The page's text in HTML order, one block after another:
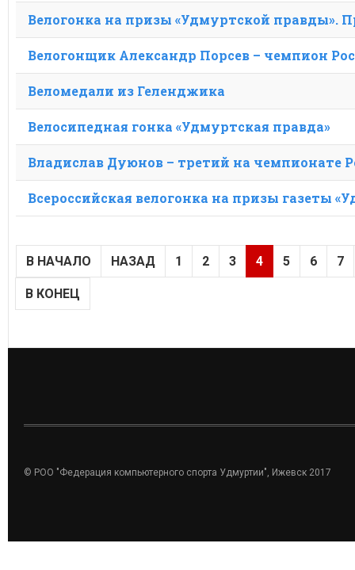
Велогонка на призы «Удмуртской правды».
Велогонщик Александр Порсев – чемпион
Веломедали из Геленджика
Велосипедная гонка «Удмуртская правда»
Владислав Дуюнов – третий на чемпионате
Всероссийская велогонка на призы газеты
В НАЧАЛО НАЗАД 1 2 3 4 5 6 7
В КОНЕЦ
© РОО "Федерация компьютерного спорта Удмуртии", Ижевск 2017